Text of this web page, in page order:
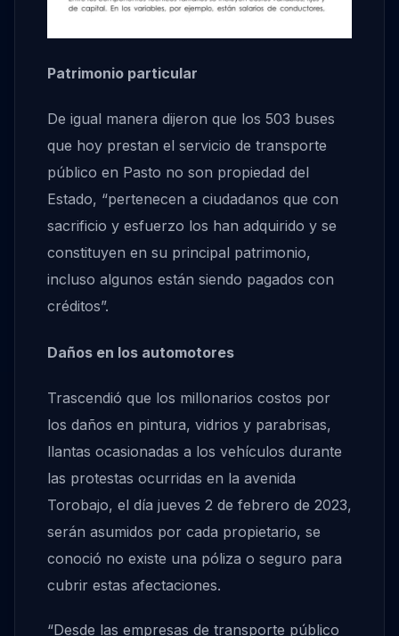
Patrimonio particular
De igual manera dijeron que los 503 buses
que hoy prestan el servicio de transporte
público en Pasto no son propiedad del
Estado, “pertenecen a ciudadanos que con
sacrificio y esfuerzo los han adquirido y se
constituyen en su principal patrimonio,
incluso algunos están siendo pagados con
créditos”.
Daños en los automotores
Trascendió que los millonarios costos por
los daños en pintura, vidrios y parabrisas,
llantas ocasionadas a los vehículos durante
las protestas ocurridas en la avenida
Torobajo, el día jueves 2 de febrero de 2023,
serán asumidos por cada propietario, se
conoció no existe una póliza o seguro para
cubrir estas afectaciones.
“Desde las empresas de transporte público